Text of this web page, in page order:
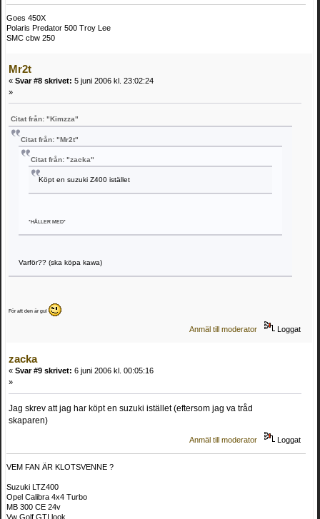
Goes 450X
Polaris Predator 500 Troy Lee
SMC cbw 250
Mr2t
« Svar #8 skrivet: 5 juni 2006 kl. 23:02:24
»
Citat från: "Kimzza"
Citat från: "Mr2t"
Citat från: "zacka"
Köpt en suzuki Z400 istället
*HÅLLER MED*
Varför?? (ska köpa kawa)
För att den är gul
Anmäl till moderator Loggat
zacka
« Svar #9 skrivet: 6 juni 2006 kl. 00:05:16
»
Jag skrev att jag har köpt en suzuki istället (eftersom jag va tråd
skaparen)
Anmäl till moderator Loggat
VEM FAN ÄR KLOTSVENNE ?
Suzuki LTZ400
Opel Calibra 4x4 Turbo
MB 300 CE 24v
Vw Golf GTI look